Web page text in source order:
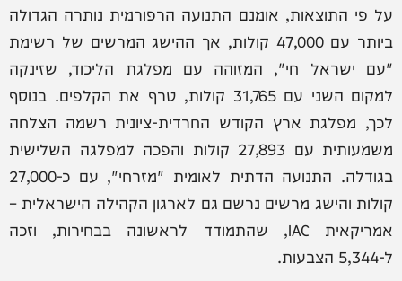
על פי התוצאות, אומנם התנועה הרפורמית נותרה הגדולה
ביותר עם 47,000 קולות, אך ההישג המרשים של רשימת
"עם ישראל חי", המזוהה עם מפלגת הליכוד, שזינקה
למקום השני עם 31,765 קולות, טרף את הקלפים. בנוסף
לכך, מפלגת ארץ הקודש החרדית-ציונית רשמה הצלחה
משמעותית עם 27,893 קולות והפכה למפלגה השלישית
בגודלה. התנועה הדתית לאומית "מזרחי", עם כ-27,000
קולות והישג מרשים נרשם גם לארגון הקהילה הישראלית –
אמריקאית IAC, שהתמודד לראשונה בבחירות, וזכה
ל-5,344 הצבעות.